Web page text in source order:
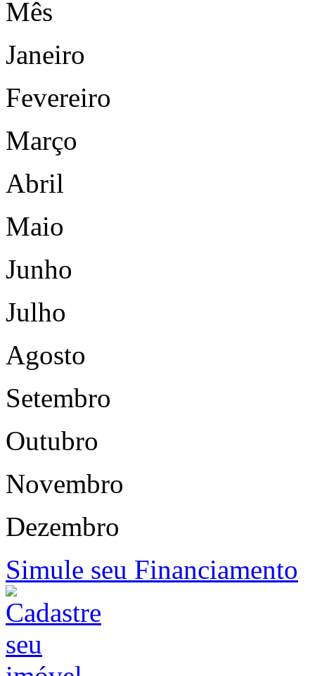
Mês
Janeiro
Fevereiro
Março
Abril
Maio
Junho
Julho
Agosto
Setembro
Outubro
Novembro
Dezembro
Simule seu Financiamento